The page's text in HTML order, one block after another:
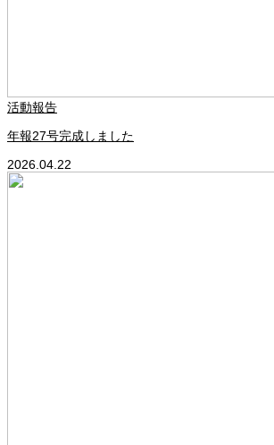
活動報告
年報27号完成しました
2026.04.22